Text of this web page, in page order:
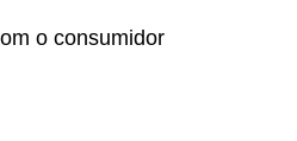
o consumidor